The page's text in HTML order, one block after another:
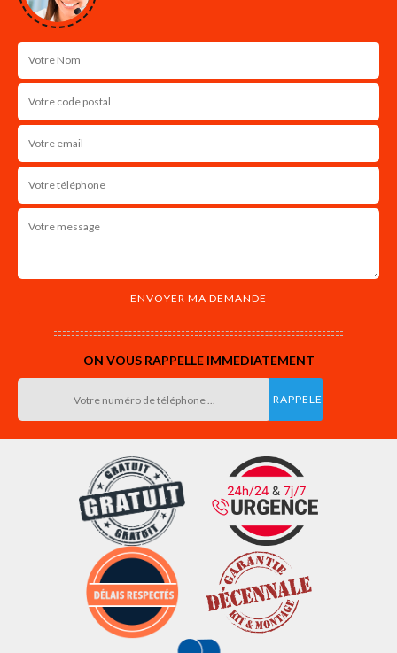
ON VOUS RAPPELLE IMMEDIATEMENT